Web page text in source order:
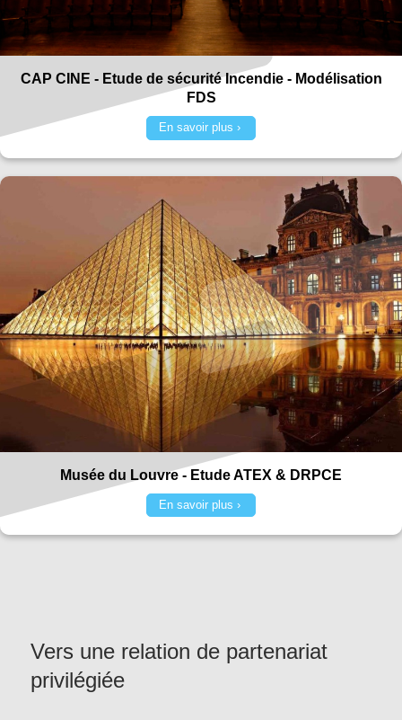
CAP CINE - Etude de sécurité Incendie - Modélisation
FDS
En savoir plus
Musée du Louvre - Etude ATEX & DRPCE
En savoir plus
Vers une relation de partenariat
privilégiée